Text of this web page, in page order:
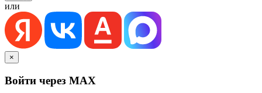
или
×
Войти через MAX